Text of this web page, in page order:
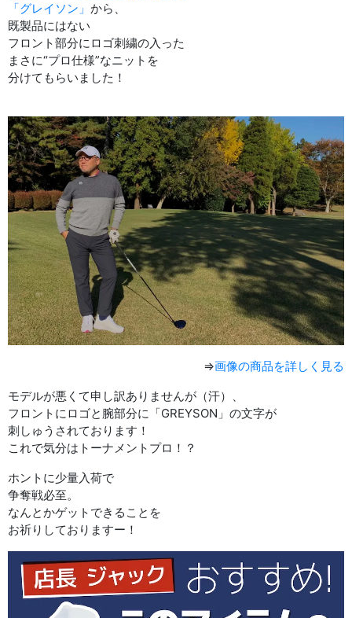
「グレイソン」 から、
既製品にはない
フロント部分にロゴ刺繍の入った
まさに“プロ仕様”なニットを
分けてもらいました！
⇒画像の商品を詳しく見る
モデルが悪くて申し訳ありませんが（汗）、
フロントにロゴと腕部分に「GREYSON」の文字が
刺しゅうされております！
これで気分はトーナメントプロ！？
ホントに少量入荷で
争奪戦必至。
なんとかゲットできることを
お祈りしておりますー！